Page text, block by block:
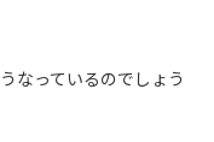
なっているのでしょう